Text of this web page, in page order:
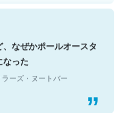
なぜかポールオースタ
った
ーズ・ヌートバー